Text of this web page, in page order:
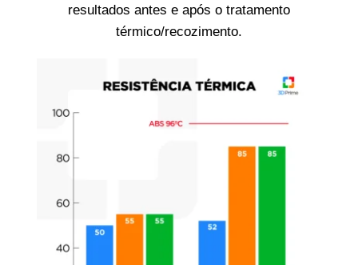
resultados antes e após o tratamento
térmico/recozimento.